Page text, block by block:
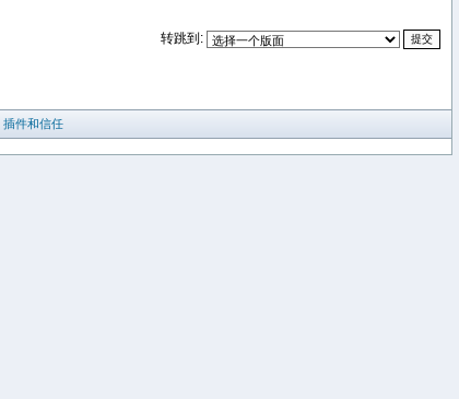
转跳到:
插件和信任